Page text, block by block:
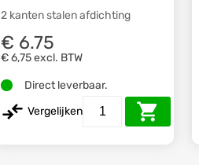
2 kanten stalen afdichting
€ 6.75
€ 6,75excl. BTW
Direct leverbaar.
Vergelijken